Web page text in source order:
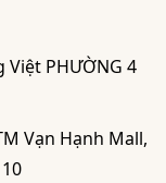
Việt PHƯỜNG 4
Vạn Hạnh Mall,